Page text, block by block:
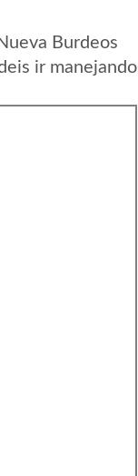
Burdeos
ir manejando